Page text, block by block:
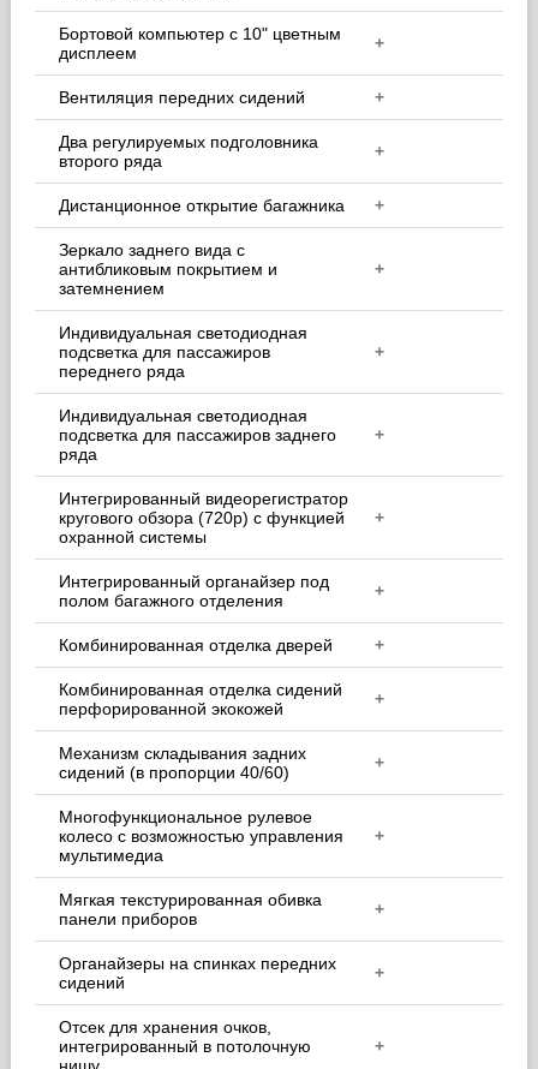
Бортовой компьютер с 10" цветным
дисплеем
+
Вентиляция передних сидений +
Два регулируемых подголовника
второго ряда
+
Дистанционное открытие багажника +
Зеркало заднего вида с
антибликовым покрытием и
затемнением
+
Индивидуальная cветодиодная
подсветка для пассажиров
переднего ряда
+
Индивидуальная светодиодная
подсветка для пассажиров заднего
ряда
+
Интегрированный видеорегистратор
кругового обзора (720p) с функцией
охранной системы
+
Интегрированный органайзер под
полом багажного отделения
+
Комбинированная отделка дверей +
Комбинированная отделка сидений
перфорированной экокожей
+
Механизм складывания задних
сидений (в пропорции 40/60)
+
Многофункциональное рулевое
колесо с возможностью управления
мультимедиа
+
Мягкая текстурированная обивка
панели приборов
+
Органайзеры на спинках передних
сидений
+
Отсек для хранения очков,
интегрированный в потолочную
+